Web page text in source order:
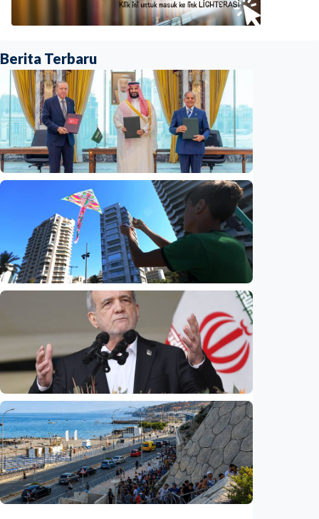
Berita Terbaru
Mirip pasal 5 NATO, Turkiye tegaskan
Aliansi Pertahanan Makkah tak
menargetkan Iran
Indonesia•09 Aug 2026
Dugaan spionase guncang PBB, staf UNICEF
diduga bocorkan informasi ke Israel
Indonesia 08 Aug 2026
Internasional
Pezeshkian: Iran siap berdialog, tetapi tak
bisa dipaksa menyerah
Indonesia•08 Aug 2026